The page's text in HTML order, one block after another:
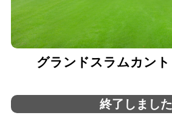
グランドスラムカン
終了しました